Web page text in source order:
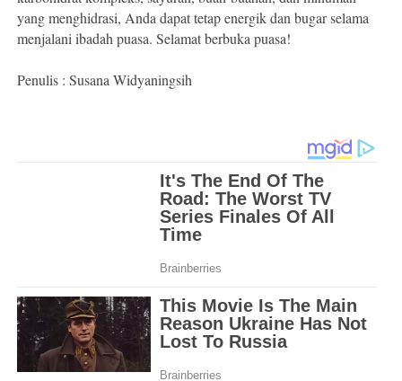
yang menghidrasi, Anda dapat tetap energik dan bugar selama
menjalani ibadah puasa. Selamat berbuka puasa!
Penulis : Susana Widyaningsih